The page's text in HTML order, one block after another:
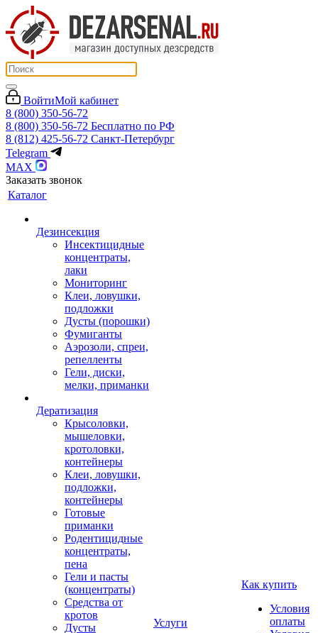
ВойтиМой кабинет
8 (800) 350-56-72
8 (800) 350-56-72 Бесплатно по РФ
8 (812) 425-56-72 Санкт-Петербург
Telegram
MAX
Заказать звонок
Каталог
Дезинсекция
Инсектицидные
концентраты,
лаки
Мониторинг
Клеи, ловушки,
подложки
Дусты (порошки)
Фумиганты
Аэрозоли, спреи,
репелленты
Гели, диски,
мелки, приманки
Дератизация
Крысоловки,
мышеловки,
кротоловки,
контейнеры
Клеи, ловушки,
подложки,
контейнеры
Готовые
приманки
Родентицидные
концентраты,
пена
Гели и пасты
(концентраты)
Средства от
кротов
Дусты
Услуги
Как купить
Условия
оплаты